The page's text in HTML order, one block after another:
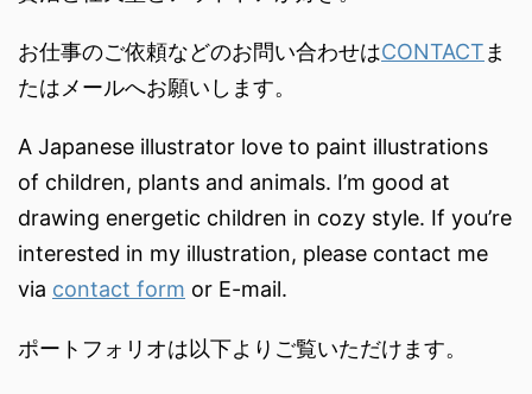
お仕事のご依頼などのお問い合わせはCONTACTま
たはメールへお願いします。
A Japanese illustrator love to paint illustrations
of children, plants and animals. I’m good at
drawing energetic children in cozy style. If you’re
interested in my illustration, please contact me
via contact form or E-mail.
ポートフォリオは以下よりご覧いただけます。